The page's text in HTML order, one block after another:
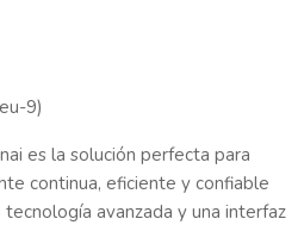
9)
es la solución perfecta para
continua, eficiente y confiable
avanzada y una interfaz